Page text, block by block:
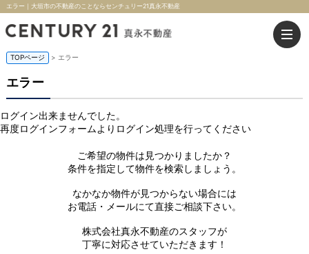
エラー｜大垣市の不動産のことならセンチュリー21真永不動産
TOPページ > エラー
エラー
ログイン出来ませんでした。
再度ログインフォームよりログイン処理を行ってください
ご希望の物件は見つかりましたか？
条件を指定して物件を検索しましょう。
なかなか物件が見つからない場合には
お電話・メールにて直接ご相談下さい。
株式会社真永不動産のスタッフが
丁寧に対応させていただきます！